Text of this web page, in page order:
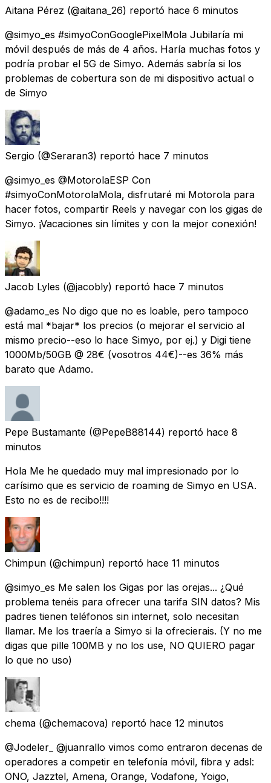
Aitana Pérez (@aitana_26) reportó hace 6 minutos
@simyo_es #simyoConGooglePixelMola Jubilaría mi
móvil después de más de 4 años. Haría muchas fotos y
podría probar el 5G de Simyo. Además sabría si los
problemas de cobertura son de mi dispositivo actual o
de Simyo
Sergio (@Seraran3) reportó hace 7 minutos
@simyo_es @MotorolaESP Con
#simyoConMotorolaMola, disfrutaré mi Motorola para
hacer fotos, compartir Reels y navegar con los gigas de
Simyo. ¡Vacaciones sin límites y con la mejor conexión!
Jacob Lyles (@jacobly) reportó hace 7 minutos
@adamo_es No digo que no es loable, pero tampoco
está mal *bajar* los precios (o mejorar el servicio al
mismo precio--eso lo hace Simyo, por ej.) y Digi tiene
1000Mb/50GB @ 28€ (vosotros 44€)--es 36% más
barato que Adamo.
Pepe Bustamante (@PepeB88144) reportó hace 8
minutos
Hola Me he quedado muy mal impresionado por lo
carísimo que es servicio de roaming de Simyo en USA.
Esto no es de recibo!!!!
Chimpun (@chimpun) reportó hace 11 minutos
@simyo_es Me salen los Gigas por las orejas... ¿Qué
problema tenéis para ofrecer una tarifa SIN datos? Mis
padres tienen teléfonos sin internet, solo necesitan
llamar. Me los traería a Simyo si la ofrecierais. (Y no me
digas que pille 100MB y no los use, NO QUIERO pagar
lo que no uso)
chema (@chemacova) reportó hace 12 minutos
@Jodeler_ @juanrallo vimos como entraron decenas de
operadores a competir en telefonía móvil, fibra y adsl:
ONO, Jazztel, Amena, Orange, Vodafone, Yoigo,